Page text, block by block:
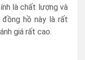
là chất lượng và
hồ này là rất
giá rất cao.